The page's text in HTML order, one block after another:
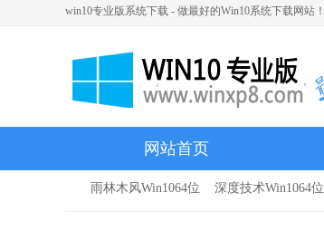
win10专业版系统下载 - 做最好的Win10系统下载网站！
网站首页
雨林木风
雨林木风Win1064位 深度技术Win1064位